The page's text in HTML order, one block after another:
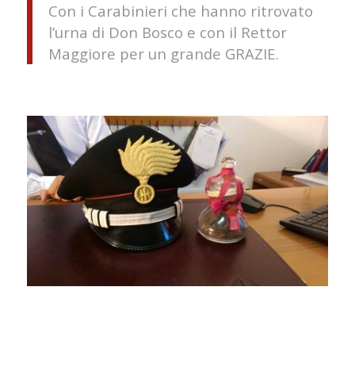
Con i Carabinieri che hanno ritrovato
l’urna di Don Bosco e con il Rettor
Maggiore per un grande GRAZIE.